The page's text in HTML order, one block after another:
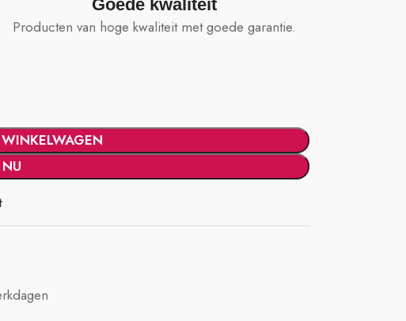
Goede kwaliteit
Producten van hoge kwaliteit met goede garantie.